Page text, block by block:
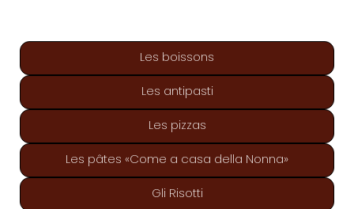
Les boissons
Les antipasti
Les pizzas
Les pâtes «Come a casa della Nonna»
Gli Risotti